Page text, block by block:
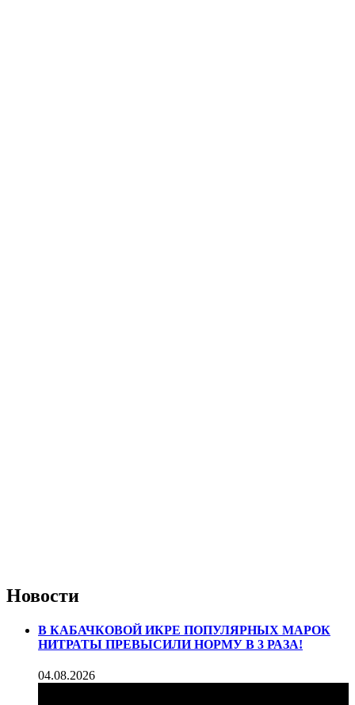
Новости
В КАБАЧКОВОЙ ИКРЕ ПОПУЛЯРНЫХ МАРОК
НИТРАТЫ ПРЕВЫСИЛИ НОРМУ В 3 РАЗА!
04.08.2026